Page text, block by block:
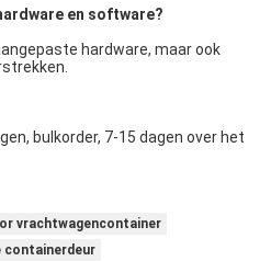
en software?
hardware, maar ook
bulkorder, 7-15 dagen over het
vrachtwagencontainer
containerdeur